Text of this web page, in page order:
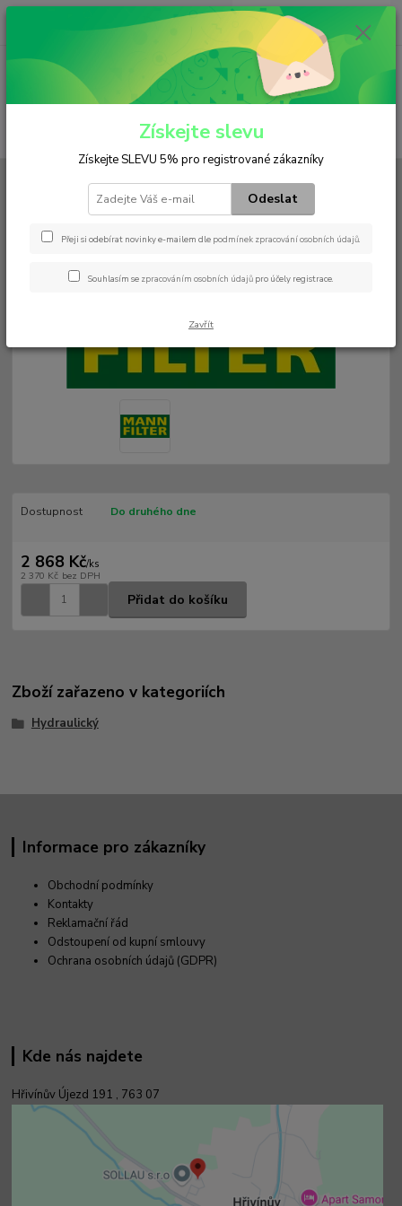
(Po-Pá, 6:30-15 hod.)
ks
0 Kč
H 26 0680/15
Dostupnost Do druhého dne
2 868 Kč/ks
2 370 Kč bez DPH
Přidat do košíku
Zboží zařazeno v kategoriích
Hydraulický
Informace pro zákazníky
Obchodní podmínky
Kontakty
Reklamační řád
Odstoupení od kupní smlouvy
Ochrana osobních údajů (GDPR)
Kde nás najdete
Hřivínův Újezd 191 , 763 07
Získejte slevu
Získejte SLEVU 5% pro registrované zákazníky
Odeslat
Přeji si odebírat novinky e-mailem dle podmínek zpracování osobních údajů.
Souhlasím se zpracováním osobních údajů pro účely registrace.
Zavřít